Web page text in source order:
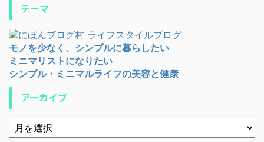
テーマ
モノを少なく、シンプルに暮らしたい
ミニマリストになりたい
シンプル・ミニマルライフの美容と健康
アーカイブ